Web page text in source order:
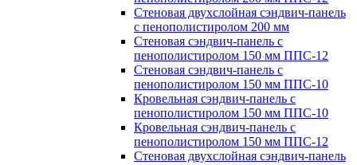
Стеновая двухслойная сэндвич-панель
с пенополистиролом 200 мм
Стеновая сэндвич-панель с
пенополистиролом 150 мм ППС-12
Стеновая сэндвич-панель с
пенополистиролом 150 мм ППС-10
Кровельная сэндвич-панель с
пенополистиролом 150 мм ППС-10
Кровельная сэндвич-панель с
пенополистиролом 150 мм ППС-12
Стеновая двухслойная сэндвич-панель